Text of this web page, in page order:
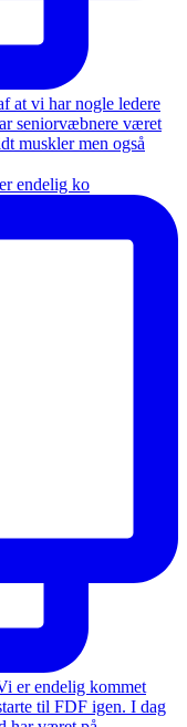
endelig ko